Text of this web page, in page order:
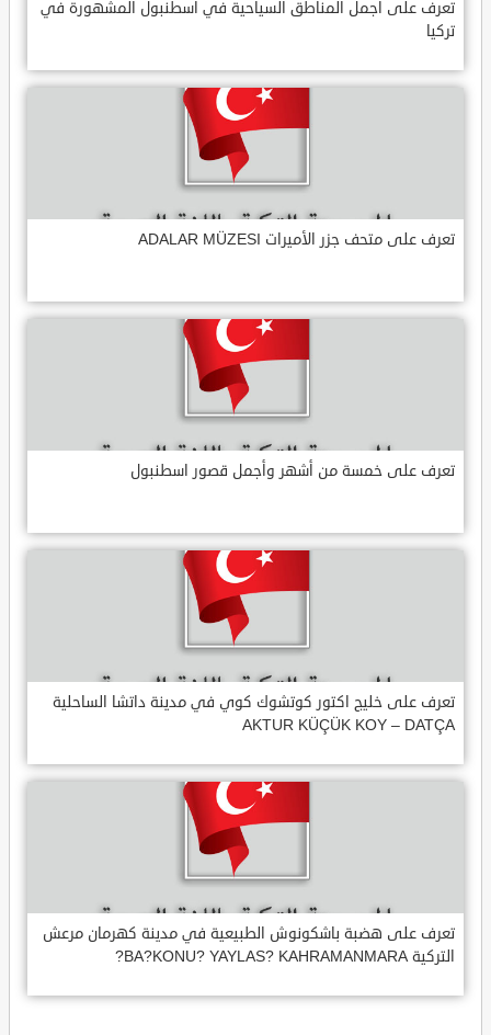
تعرف على أجمل المناطق السياحية في اسطنبول المشهورة في
تركيا
تعرف على متحف جزر الأميرات ADALAR MÜZESI
تعرف على خمسة من أشهر وأجمل قصور اسطنبول
تعرف على خليج اكتور كوتشوك كوي في مدينة داتشا الساحلية
AKTUR KÜÇÜK KOY – DATÇA
تعرف على هضبة باشكونوش الطبيعية في مدينة كهرمان مرعش
التركية BA?KONU? YAYLAS? KAHRAMANMARA?